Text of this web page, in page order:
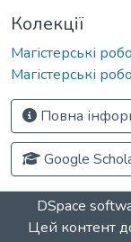
Колекції
Магістерські
Магістерські
Повна
Google
DSpace
Цей контент